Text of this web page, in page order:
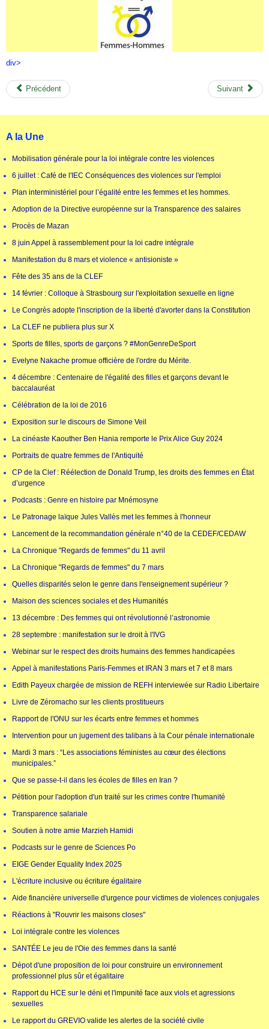
div>
Précédent Suivant
A la Une
Mobilisation générale pour la loi intégrale contre les violences
6 juillet : Café de l'IEC Conséquences des violences sur l'emploi
Plan interministériel pour l’égalité entre les femmes et les hommes.
Adoption de la Directive européenne sur la Transparence des salaires
Procès de Mazan
8 juin Appel à rassemblement pour la loi cadre intégrale
Manifestation du 8 mars et violence « antisioniste »
Fête des 35 ans de la CLEF
14 février : Colloque à Strasbourg sur l'exploitation sexuelle en ligne
Le Congrès adopte l'inscription de la liberté d'avorter dans la Constitution
La CLEF ne publiera plus sur X
Sports de filles, sports de garçons ? #MonGenreDeSport
Evelyne Nakache promue officière de l'ordre du Mérite.
4 décembre : Centenaire de l'égalité des filles et garçons devant le
baccalauréat
Célébration de la loi de 2016
Exposition sur le discours de Simone Veil
La cinéaste Kaouther Ben Hania remporte le Prix Alice Guy 2024
Portraits de quatre femmes de l'Antiquité
CP de la Clef : Réélection de Donald Trump, les droits des femmes en État
d’urgence
Podcasts : Genre en histoire par Mnémosyne
Le Patronage laïque Jules Vallès met les femmes à l'honneur
Lancement de la recommandation générale n°40 de la CEDEF/CEDAW
La Chronique "Regards de femmes" du 11 avril
La Chronique "Regards de femmes" du 7 mars
Quelles disparités selon le genre dans l'enseignement supérieur ?
Maison des sciences sociales et des Humanités
13 décembre : Des femmes qui ont révolutionné l’astronomie
28 septembre : manifestation sur le droit à l'IVG
Webinar sur le respect des droits humains des femmes handicapées
Appel à manifestations Paris-Femmes et IRAN 3 mars et 7 et 8 mars
Edith Payeux chargée de mission de REFH interviewée sur Radio Libertaire
Livre de Zéromacho sur les clients prostitueurs
Rapport de l'ONU sur les écarts entre femmes et hommes
Intervention pour un jugement des talibans à la Cour pénale internationale
Mardi 3 mars : “Les associations féministes au cœur des élections
municipales.”
Que se passe-t-il dans les écoles de filles en Iran ?
Pétition pour l'adoption d'un traité sur les crimes contre l'humanité
Transparence salariale
Soutien à notre amie Marzieh Hamidi
Podcasts sur le genre de Sciences Po
EIGE Gender Equality Index 2025
L'écriture inclusive ou écriture égalitaire
Aide financière universelle d'urgence pour victimes de violences conjugales
Réactions à "Rouvrir les maisons closes"
Loi intégrale contre les violences
SANTÉE Le jeu de l'Oie des femmes dans la santé
Dépot d'une proposition de loi pour construire un environnement
professionnel plus sûr et égalitaire
Rapport du HCE sur le déni et l'impunité face aux viols et agressions
sexuelles
Le rapport du GREVIO valide les alertes de la société civile